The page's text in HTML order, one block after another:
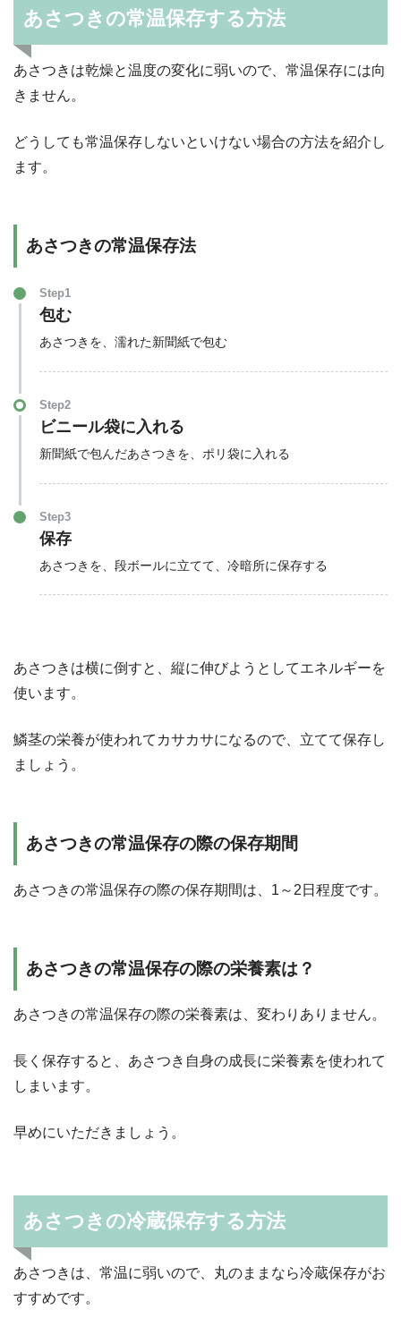
あさつきの常温保存する方法
あさつきは乾燥と温度の変化に弱いので、常温保存には向
きません。
どうしても常温保存しないといけない場合の方法を紹介し
ます。
あさつきの常温保存法
Step1
包む
あさつきを、濡れた新聞紙で包む
Step2
ビニール袋に入れる
新聞紙で包んだあさつきを、ポリ袋に入れる
Step3
保存
あさつきを、段ボールに立てて、冷暗所に保存する
あさつきは横に倒すと、縦に伸びようとしてエネルギーを
使います。
鱗茎の栄養が使われてカサカサになるので、立てて保存し
ましょう。
あさつきの常温保存の際の保存期間
あさつきの常温保存の際の保存期間は、1～2日程度です。
あさつきの常温保存の際の栄養素は？
あさつきの常温保存の際の栄養素は、変わりありません。
長く保存すると、あさつき自身の成長に栄養素を使われて
しまいます。
早めにいただきましょう。
あさつきの冷蔵保存する方法
あさつきは、常温に弱いので、丸のままなら冷蔵保存がお
すすめです。